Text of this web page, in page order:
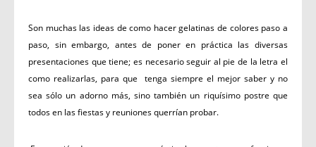
Son muchas las ideas de como hacer gelatinas de colores paso a
paso, sin embargo, antes de poner en práctica las diversas
presentaciones que tiene; es necesario seguir al pie de la letra el
como realizarlas, para que tenga siempre el mejor saber y no
sea sólo un adorno más, sino también un riquísimo postre que
todos en las fiestas y reuniones querrían probar.